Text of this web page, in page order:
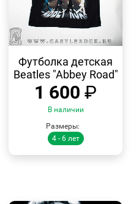
ПРОСМОТР
Футболка детская
Beatles "Abbey Road"
1 600 ₽
В наличии
Размеры:
4 - 6 лет